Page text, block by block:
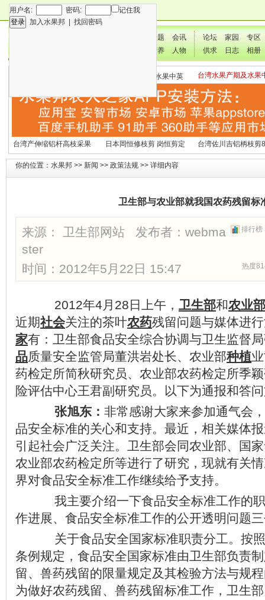
用户名: 密码:
记住我
加入水果邦
找回密码
专题
会讯
营养 人物
论坛 家园
专区
供求
日志 相册
国外水果产期及水果中英
台湾水果产期及水果
文表
台湾产伸缩铝杆高枝采果
剪2270#
日本岡恒修枝剪 岗恒剪定
铗200
台湾佐川吉铝柄枝剪
（欧洲款式）
你的位置： 水果邦 >> 新闻 >> 政策法规 >> 详细内容
卫生部与农业部就我国农药残留标
排行榜
来源： 卫生部网站 发布者： webma
ster
热度
时间：2012年5月22日 15:47
2012年4月28日上午， 卫生部和农业部
近期社会关注的茶叶农药残留问题与媒体进
家有：卫生部食品安全综合协调与卫生监督
品质量安全监管局董洪岩处长、农业部种植
药检定所简秋研究员、农业部农药检定所季
险评估中心王君副研究员。以下为通报和答
张旭东： 非常感谢大家来参加通气会
品安全标准的关心和支持。最近，相关媒体
引起社会广泛关注。卫生部会同农业部、国
农业部农药检定所等进行了研究，现就有关
界对食品安全标准工作继续给予支持。
我主要介绍一下食品安全标准工作的职
作进展、食品安全标准工作的公开透明问题
关于食品安全国家标准职责分工。按照
条例规定，食品安全国家标准由卫生部负责
留、兽药残留的限量规定及其检验方法与规
为做好农药残留、兽药残留标准工作，卫生